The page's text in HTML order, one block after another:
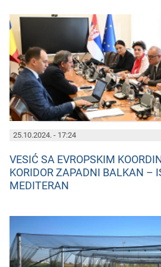
25.10.2024. - 17:24
VESIĆ SA EVROPSKIM
KORIDOR ZAPADNI BALKAN –
MEDITERAN